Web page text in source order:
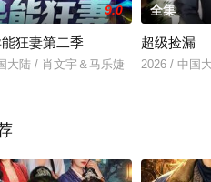
9.0
狂妻第二季
大陆 / 肖文宇＆马乐婕
全集
超级捡漏
2026 / 中国